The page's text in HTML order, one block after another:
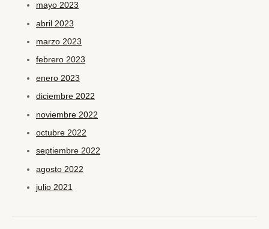
mayo 2023
abril 2023
marzo 2023
febrero 2023
enero 2023
diciembre 2022
noviembre 2022
octubre 2022
septiembre 2022
agosto 2022
julio 2021